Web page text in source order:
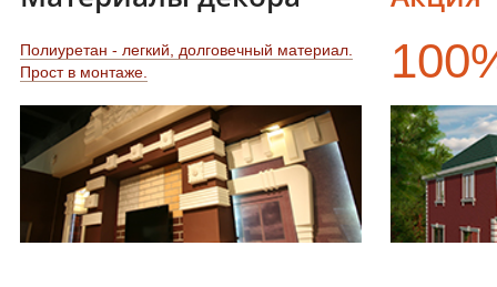
Полиуретан - легкий, долговечный материал.
Прост в монтаже.